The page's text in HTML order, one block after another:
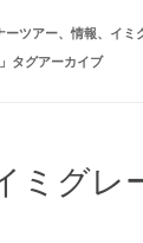
ツアー、情報、イミ
」タグアーカイブ
ミグレ